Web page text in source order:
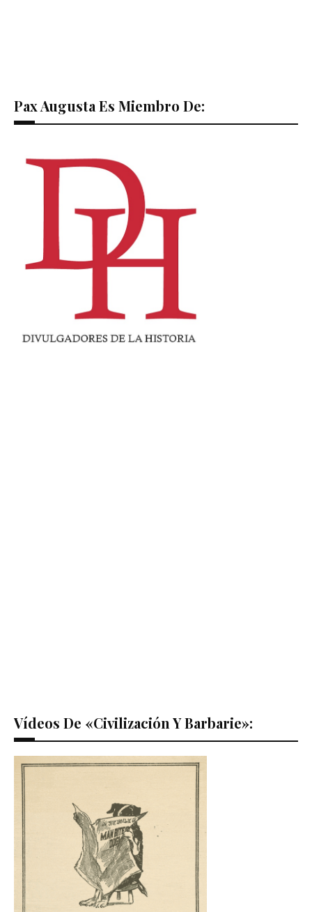
Pax Augusta Es Miembro De:
Vídeos De «Civilización Y Barbarie»: